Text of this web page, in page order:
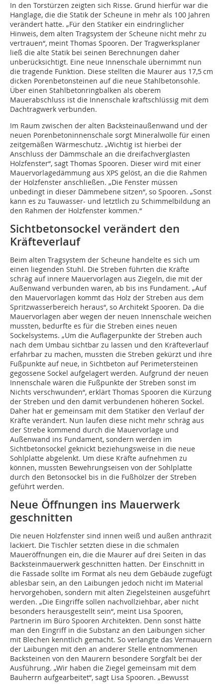
In den Torstürzen zeigten sich Risse. Grund hierfür war die
Hanglage, die die Statik der Scheune in mehr als 100 Jahren
verändert hatte. „Für den Statiker ein eindringlicher
Hinweis, dem alten Tragsystem der Scheune nicht mehr zu
vertrauen“, meint Thomas Spooren. Der Tragwerksplaner
ließ die alte Statik bei seinen Berechnungen daher
unberücksichtigt. Eine neue Innenschale übernimmt nun
die tragende Funktion. Diese stellten die Maurer aus 17,5 cm
dicken Porenbetonsteinen auf die neue Stahlbetonsohle.
Über einen Stahlbetonringbalken als oberem
Mauerabschluss ist die Innenschale kraftschlüssig mit dem
Dachtragwerk verbunden.
Im Raum zwischen der alten Backsteinaußenwand und der
neuen Porenbetoninnenschale sorgt Mineralwolle für einen
zeitgemäßen Wärmeschutz. „Wichtig ist hierbei der
Anschluss der Dämmschale an die dreifachverglasten
Holzfenster“, sagt Thomas Spooren. Dieser wird mit einer
Mauervorlagedämmung aus XPS gelöst, an die die Rahmen
der Holzfenster anschließen. „Die Fenster müssen
unbedingt in dieser Dämmebene sitzen“, so Spooren. „Sonst
kann es zu Tauwasser- und letztlich zu Schimmelbildung an
den Rahmen der Holzfenster kommen.“
Sichtbetonsockel verändert den
Kräfteverlauf
Beim alten Tragsystem der Scheune handelte es sich um
einen liegenden Stuhl. Die Streben führten die Kräfte
schräg auf innere Mauervorlagen aus Ziegeln, die mit der
Außenwand verbunden waren, ab bis ins Fundament. „Auf
den Mauervorlagen kommt das Holz der Streben aus dem
Spritzwasserbereich heraus“, so Architekt Spooren. Da die
Mauervorlagen aber wegen der neuen Innenschale weichen
mussten, bedurfte es für die Streben eines neuen
Sockelsystems. „Um die Auflagerpunkte der Streben auch
nach dem Umbau sichtbar zu lassen und den Kräfteverlauf
erfahrbar zu machen, mussten die Streben gekürzt und ihre
Fußpunkte auf neue, in Sichtbeton auf Perimetersteinen
gegossene Sockel aufgelagert werden. Aufgrund der neuen
Innenschale wären die Fußpunkte der Streben sonst im
Nichts verschwunden“, erklärt Thomas Spooren die Kürzung
der Streben und den damit verbundenen höheren Sockel.
Daher hat er gemeinsam mit dem Statiker den Verlauf der
Kräfte verändert. Nun laufen diese nicht mehr schräg aus
der Strebe kommend durch die Mauervorlage und
Außenwand ins Fundament, sondern werden im
Sichtbetonsockel geknickt beziehungsweise in die neue
Sohlplatte abgelenkt. Um diese Kräfte aufnehmen zu
können, mussten Bewehrungseisen von der Sohlplatte
durch den Betonsockel bis in die Fußhölzer der Streben
geführt werden.
Neue Öffnungen ins Mauerwerk
geschnitten
Die neuen Holzfenster sind innen weiß und außen anthrazit
lackiert. Die Tischler setzten diese in die schmalen
Maueröffnungen ein, die die Maurer auf drei Seiten in das
Backsteinmauerwerk geschnitten hatten. Der Einschnitt in
die Fassade sollte im Format als neu dem Gebäude zugefügt
ablesbar sein, an den Laibungen jedoch nicht im Material
hervorgehoben, sondern mit alten Ziegelsteinen ausgeführt
werden. „Die Eingriffe sollen nachvollziehbar, aber nicht
besonders herausgestellt sein“, meint Lisa Spooren,
Partnerin im Büro Spooren Architekten. Denn sonst hätte
man den Eingriff in die Substanz an den Laibungen sicher
mit Blechen kenntlich gemacht. So verlangte das Vermauern
der Laibungen mit den an anderer Stelle entnommenen
Backsteinen von den Maurern besondere Sorgfalt bei der
Ausführung. „Wir haben die Ziegel gemeinsam mit dem
Bauherrn aufgearbeitet“, sagt Lisa Spooren. „Bewusst